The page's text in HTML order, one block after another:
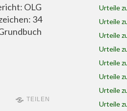
OLG
34
TEILEN
Urteile
Urteile
Urteile
Urteile
Urteile
Urteile
Urteile
Urteile